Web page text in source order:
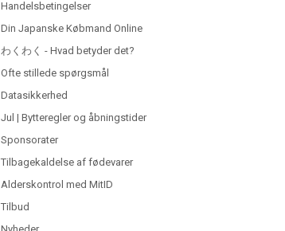
Handelsbetingelser
Din Japanske Købmand Online
わくわく - Hvad betyder det?
Ofte stillede spørgsmål
Datasikkerhed
Jul | Bytteregler og åbningstider
Sponsorater
Tilbagekaldelse af fødevarer
Alderskontrol med MitID
Tilbud